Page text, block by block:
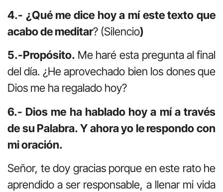
4.- ¿Qué me dice hoy a mí este texto que
acabo de meditar? (Silencio)
5.-Propósito. Me haré esta pregunta al final
del día. ¿He aprovechado bien los dones que
Dios me ha regalado hoy?
6.- Dios me ha hablado hoy a mí a través
de su Palabra. Y ahora yo le respondo con
mi oración.
Señor, te doy gracias porque en este rato he
aprendido a ser responsable, a llenar mi vida